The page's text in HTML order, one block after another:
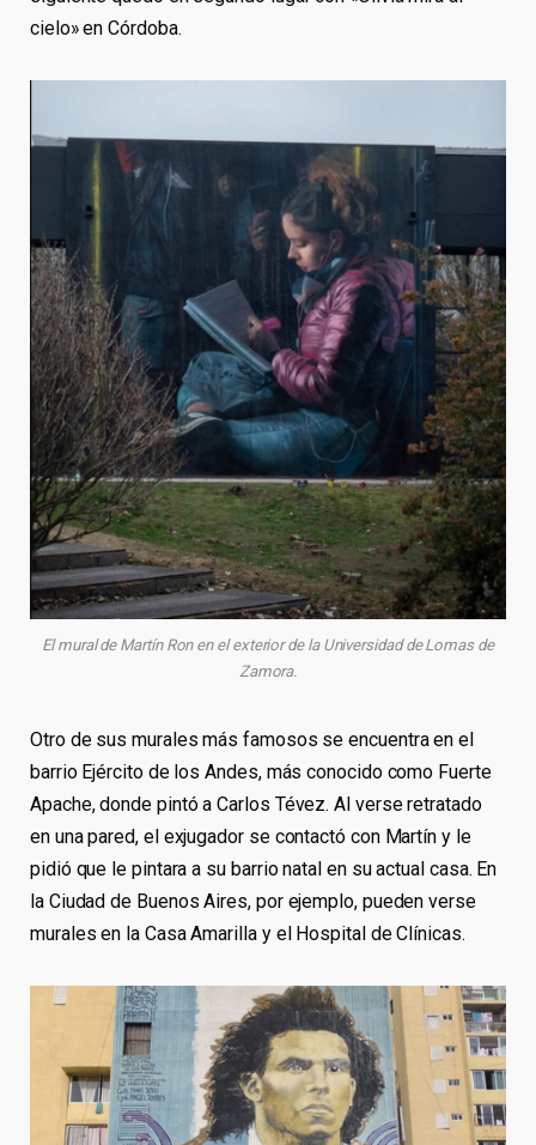
cielo» en Córdoba.
El mural de Martín Ron en el exterior de la Universidad de Lomas de
Zamora.
Otro de sus murales más famosos se encuentra en el
barrio Ejército de los Andes, más conocido como Fuerte
Apache, donde pintó a Carlos Tévez. Al verse retratado
en una pared, el exjugador se contactó con Martín y le
pidió que le pintara a su barrio natal en su actual casa. En
la Ciudad de Buenos Aires, por ejemplo, pueden verse
murales en la Casa Amarilla y el Hospital de Clínicas.